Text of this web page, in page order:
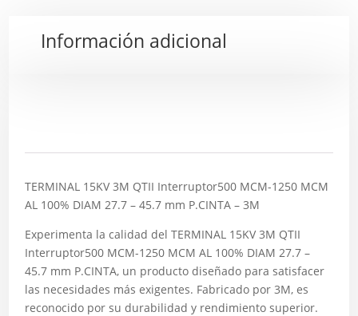
Información adicional
TERMINAL 15KV 3M QTII Interruptor500 MCM-1250 MCM
AL 100% DIAM 27.7 – 45.7 mm P.CINTA – 3M
Experimenta la calidad del TERMINAL 15KV 3M QTII
Interruptor500 MCM-1250 MCM AL 100% DIAM 27.7 –
45.7 mm P.CINTA, un producto diseñado para satisfacer
las necesidades más exigentes. Fabricado por 3M, es
reconocido por su durabilidad y rendimiento superior.